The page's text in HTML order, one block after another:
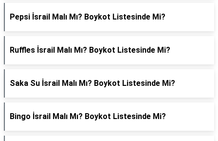
Pepsi İsrail Malı Mı? Boykot Listesinde Mi?
Ruffles İsrail Malı Mı? Boykot Listesinde Mi?
Saka Su İsrail Malı Mı? Boykot Listesinde Mi?
Bingo İsrail Malı Mı? Boykot Listesinde Mi?